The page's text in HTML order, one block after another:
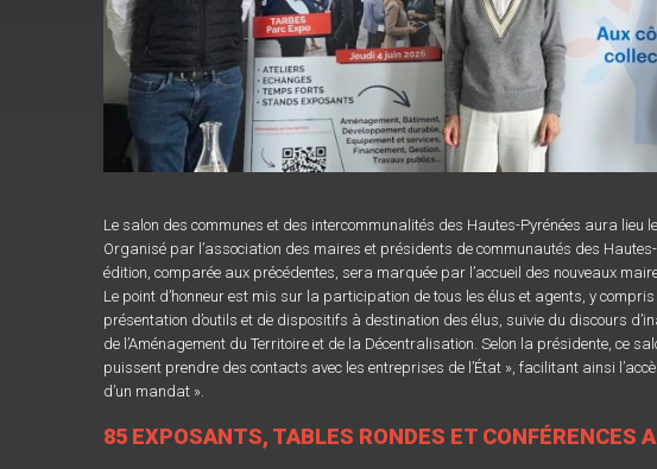
Le salon des communes et des intercommunalités des Hautes-Pyrénées aura lieu
Organisé par l’association des maires et présidents de communautés des
édition, comparée aux précédentes, sera marquée par l’accueil des nouveaux
Le point d’honneur est mis sur la participation de tous les élus et agents, y
présentation d’outils et de dispositifs à destination des élus, suivie du discours
de l’Aménagement du Territoire et de la Décentralisation. Selon la présidente, ce
puissent prendre des contacts avec les entreprises de l’État », facilitant ainsi
d’un mandat ».
85 EXPOSANTS, TABLES RONDES ET CONFÉRENCES